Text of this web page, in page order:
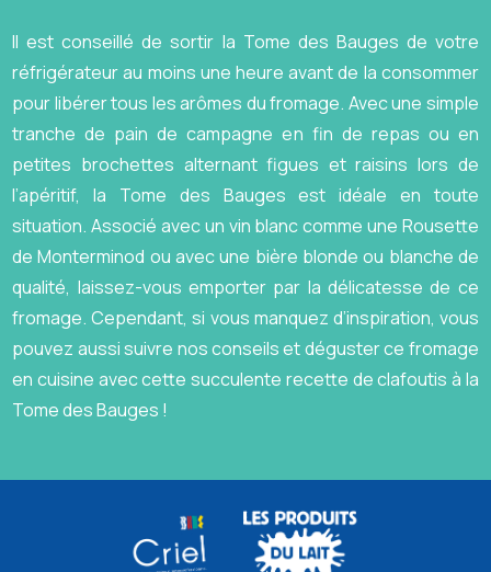
Il est conseillé de sortir la Tome des Bauges de votre
réfrigérateur au moins une heure avant de la consommer
pour libérer tous les arômes du fromage. Avec une simple
tranche de pain de campagne en fin de repas ou en
petites brochettes alternant figues et raisins lors de
l’apéritif, la Tome des Bauges est idéale en toute
situation. Associé avec un vin blanc comme une Rousette
de Monterminod ou avec une bière blonde ou blanche de
qualité, laissez-vous emporter par la délicatesse de ce
fromage. Cependant, si vous manquez d’inspiration, vous
pouvez aussi suivre nos conseils et déguster ce fromage
en cuisine avec cette succulente recette de clafoutis à la
Tome des Bauges !